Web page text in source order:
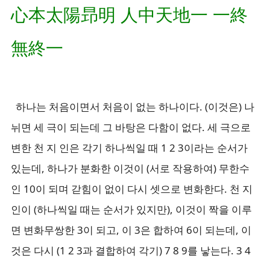
心本太陽昻明 人中天地一 一終
無終一
하나는 처음이면서 처음이 없는 하나이다. (이것은) 나
뉘면 세 극이 되는데 그 바탕은 다함이 없다. 세 극으로
변한 천 지 인은 각기 하나씩일 때 1 2 3이라는 순서가
있는데, 하나가 분화한 이것이 (서로 작용하여) 무한수
인 10이 되며 갇힘이 없이 다시 셋으로 변화한다. 천 지
인이 (하나씩일 때는 순서가 있지만), 이것이 짝을 이루
면 변화무쌍한 3이 되고, 이 3은 합하여 6이 되는데, 이
것은 다시 (1 2 3과 결합하여 각기) 7 8 9를 낳는다. 3 4